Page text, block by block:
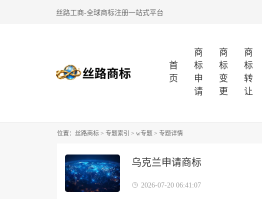
丝路工商-全球商标注册一站式平台
首
页
商
标
申
请
商
标
变
更
商
标
转
让
位置： 丝路商标 > 专题索引 > w专题 > 专题详情
乌克兰申请商标
2026-07-20 06:41:07